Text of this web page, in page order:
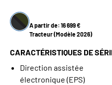
A partir de: 16 699 €
Tracteur (Modèle 2026)
CARACTÉRISTIQUES DE
Direction assistée
électronique (EPS)